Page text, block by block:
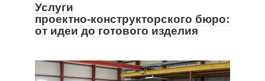
Услуги
проектно‑конструкторского бюро:
от идеи до готового изделия